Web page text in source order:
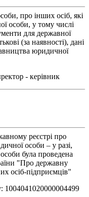
про інших осіб, які
особи, у тому числі
для державної
(за наявності), дані
юридичної
- керівник
реєстрі про
особи – у разі,
була проведена
"Про державну
осіб-підприємців"
1004041020000004499